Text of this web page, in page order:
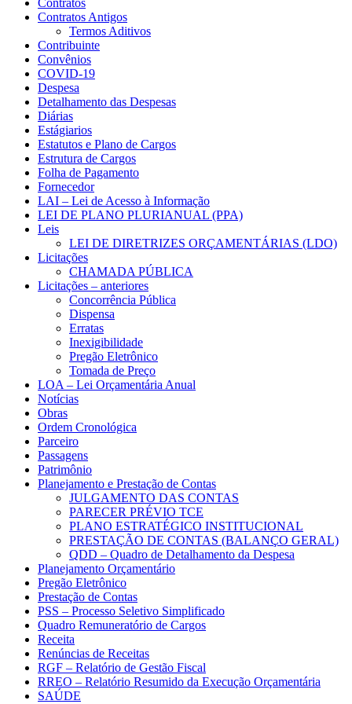
Contratos Antigos
Termos Aditivos
Contribuinte
Convênios
COVID-19
Despesa
Detalhamento das Despesas
Diárias
Estágiarios
Estatutos e Plano de Cargos
Estrutura de Cargos
Folha de Pagamento
Fornecedor
LAI – Lei de Acesso à Informação
LEI DE PLANO PLURIANUAL (PPA)
Leis
LEI DE DIRETRIZES ORÇAMENTÁRIAS (LDO)
Licitações
CHAMADA PÚBLICA
Licitações – anteriores
Concorrência Pública
Dispensa
Erratas
Inexigibilidade
Pregão Eletrônico
Tomada de Preço
LOA – Lei Orçamentária Anual
Notícias
Obras
Ordem Cronológica
Parceiro
Passagens
Patrimônio
Planejamento e Prestação de Contas
JULGAMENTO DAS CONTAS
PARECER PRÉVIO TCE
PLANO ESTRATÉGICO INSTITUCIONAL
PRESTAÇÃO DE CONTAS (BALANÇO GERAL)
QDD – Quadro de Detalhamento da Despesa
Planejamento Orçamentário
Pregão Eletrônico
Prestação de Contas
PSS – Processo Seletivo Simplificado
Quadro Remuneratório de Cargos
Receita
Renúncias de Receitas
RGF – Relatório de Gestão Fiscal
RREO – Relatório Resumido da Execução Orçamentária
SAÚDE